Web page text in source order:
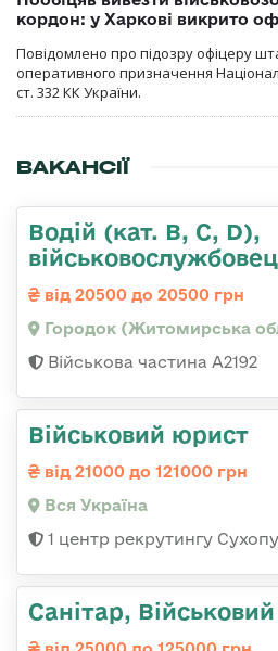
кордон: у Харкові викрито
Повідомлено про підозру офіцеру
оперативного призначення
ст. 332 КК України.
ВАКАНСІЇ
Водій (кат. B, C, D),
від 20500 до 20500 грн
Городок (Житомирська
Військова частина А2192
Військовий юрист
від 21000 до 121000 грн
Вся Україна
1 центр рекрутингу
Санітар, Військовий